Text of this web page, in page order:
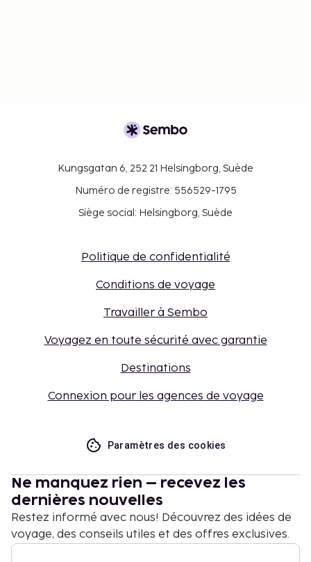
Kungsgatan 6, 252 21 Helsingborg, Suède
Numéro de registre: 556529-1795
Siège social: Helsingborg, Suède
Politique de confidentialité
Conditions de voyage
Travailler à Sembo
Voyagez en toute sécurité avec garantie
Destinations
Connexion pour les agences de voyage
Paramètres des cookies
Ne manquez rien – recevez les
dernières nouvelles
Restez informé avec nous! Découvrez des idées de
voyage, des conseils utiles et des offres exclusives.